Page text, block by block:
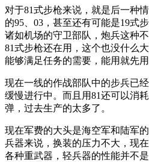
对于81式步枪来说，就是后一种
的95、03，甚至还有可能是19式
诸如机场的守卫部队，炮兵这种
81式步枪还在用，这个也没什么
能够满足任务的需要，能用就先用
现在一线的作战部队中的步兵已
缓慢进行中。而且用81还可以消
弹，过去生产的太多了。
现在军费的大头是海空军和陆军
兵器来说，换装的压力不大，现
各种重武器，轻兵器的性能并不